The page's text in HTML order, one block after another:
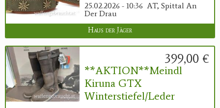
25.02.2026 - 10:36 AT, Spittal An
Der Drau
Haus der Jäger
399,00 €
**AKTION**Meindl
Kiruna GTX
Winterstiefel/Leder